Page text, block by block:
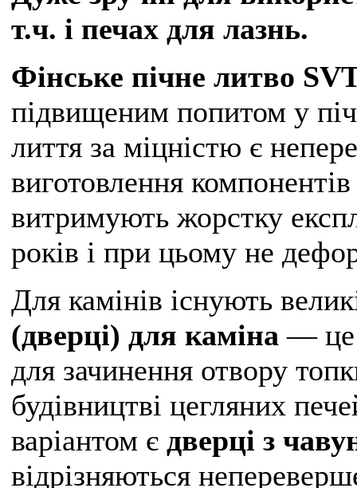
т.ч. і печах для лазнь.
Фінське пічне литво
підвищеним попитом у
лиття за міцністю є
виготовлення
витримують жорстку
років і при цьому не
Для камінів існують
(дверці) для каміна― це
для зачинення отвору
будівництві цегляних
варіантом є дверці з
відрізняються